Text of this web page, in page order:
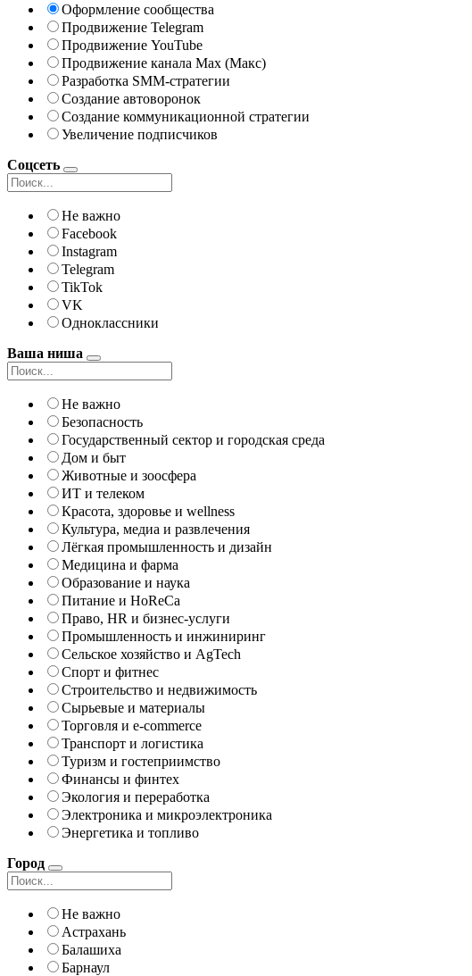
Оформление сообщества
Продвижение Telegram
Продвижение YouTube
Продвижение канала Max (Макс)
Разработка SMM-стратегии
Создание автоворонок
Создание коммуникационной стратегии
Увеличение подписчиков
Соцсеть
Не важно
Facebook
Instagram
Telegram
TikTok
VK
Одноклассники
Ваша ниша
Не важно
Безопасность
Государственный сектор и городская среда
Дом и быт
Животные и зоосфера
ИТ и телеком
Красота, здоровье и wellness
Культура, медиа и развлечения
Лёгкая промышленность и дизайн
Медицина и фарма
Образование и наука
Питание и HoReCa
Право, HR и бизнес-услуги
Промышленность и инжиниринг
Сельское хозяйство и AgTech
Спорт и фитнес
Строительство и недвижимость
Сырьевые и материалы
Торговля и e-commerce
Транспорт и логистика
Туризм и гостеприимство
Финансы и финтех
Экология и переработка
Электроника и микроэлектроника
Энергетика и топливо
Город
Не важно
Астрахань
Балашиха
Барнаул